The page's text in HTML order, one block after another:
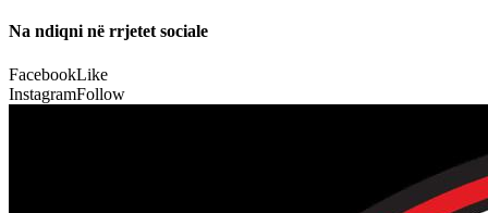
Na ndiqni në rrjetet sociale
FacebookLike
InstagramFollow